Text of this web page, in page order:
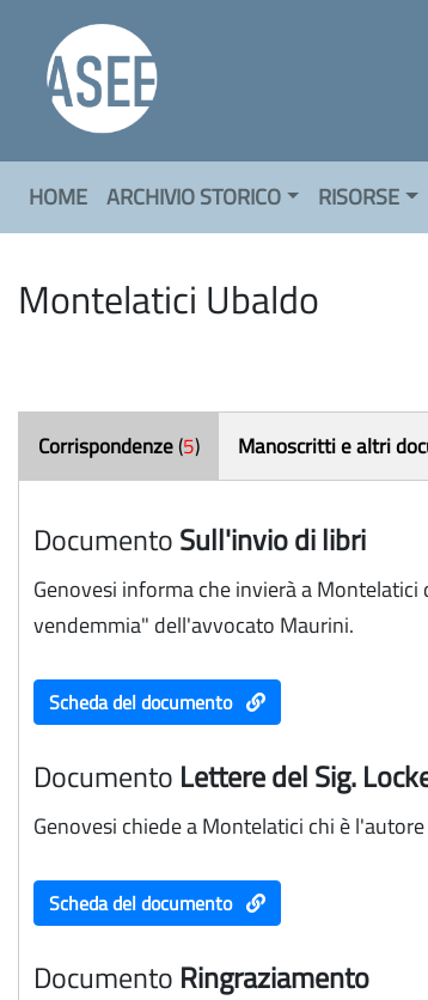
HOME ARCHIVIO STORICO RISORSE
Montelatici Ubaldo
Corrispondenze(5) Manoscritti e altri
DocumentoSull'invio di libri
Genovesi informa che invierà a
vendemmia" dell'avvocato Maurini.
Scheda del documento
Documento Lettere del Sig.
Genovesi chiede a Montelatici chi è
Scheda del documento
Documento Ringraziamento